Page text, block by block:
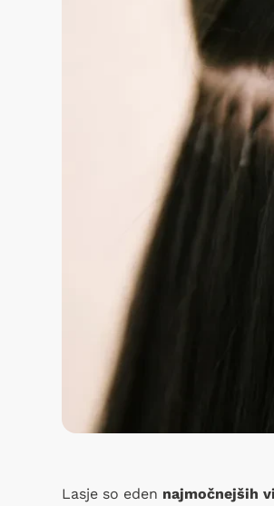
Lasje so eden najmočnejših